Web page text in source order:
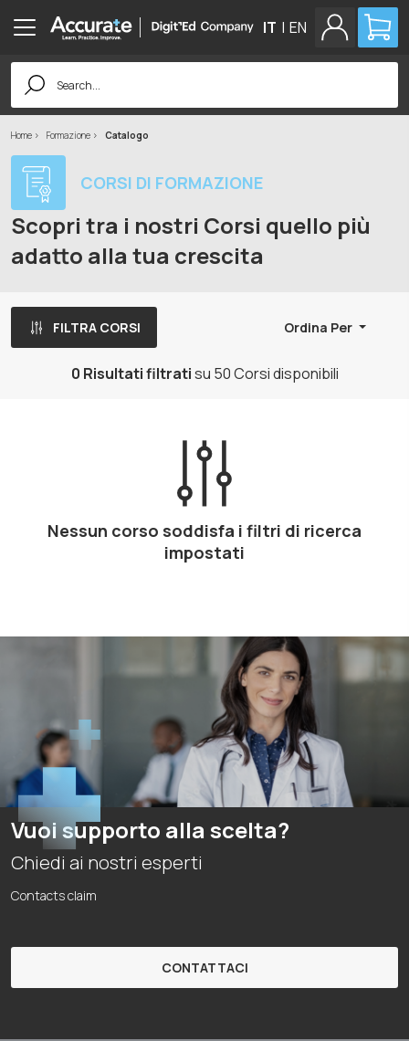
IT | EN
Search
for:
Home Formazione Catalogo
CORSI DI FORMAZIONE
Scopri tra i nostri Corsi quello più
adatto alla tua crescita
FILTRA CORSI Ordina Per
0 Risultati filtratisu 50 Corsi disponibili
Nessun corso soddisfa i filtri di ricerca
impostati
Vuoi supporto alla scelta?
Chiedi ai nostri esperti
Contacts claim
CONTATTACI